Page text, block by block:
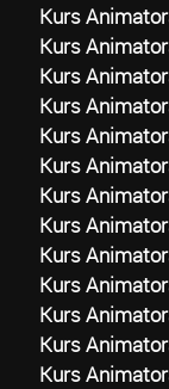
Kurs
Kurs
Kurs
Kurs
Kurs
Kurs
Kurs
Kurs
Kurs
Kurs
Kurs
Kurs
Kurs